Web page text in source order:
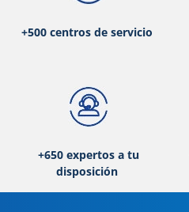
+500 centros de servicio
+650 expertos a tu
disposición